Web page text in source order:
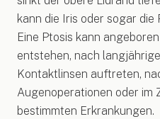
kann die Iris oder sogar
Eine Ptosis kann
entstehen, nach
Kontaktlinsen auftreten,
Augenoperationen oder im
bestimmten Erkrankungen.